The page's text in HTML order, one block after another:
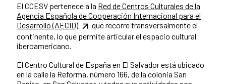
El CCESV pertenece a la Red de Centros Culturales de la
Agencia Española de Cooperación Internacional para el
Desarrollo (AECID)
que recorre transversalmente el
continente, lo que permite articular el espacio cultural
iberoamericano.
El Centro Cultural de España en El Salvador está ubicado
en la calle la Reforma, número 166, de la colonia San